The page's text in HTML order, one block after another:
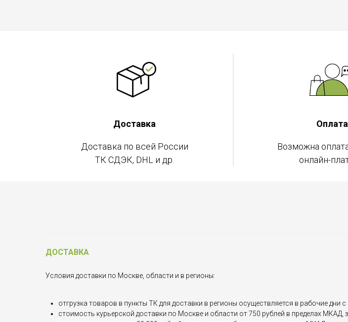
Доставка
Доставка по всей России
ТК СДЭК, DHL и др.
Оплата
Возможна
онлайн-
ДОСТАВКА
Условия доставки по Москве, области и в регионы:
отгрузка товаров в пункты ТК для доставки в регионы осуществляется в рабочие дни с
стоимость курьерской доставки по Москве и области от 750 рублей в пределах